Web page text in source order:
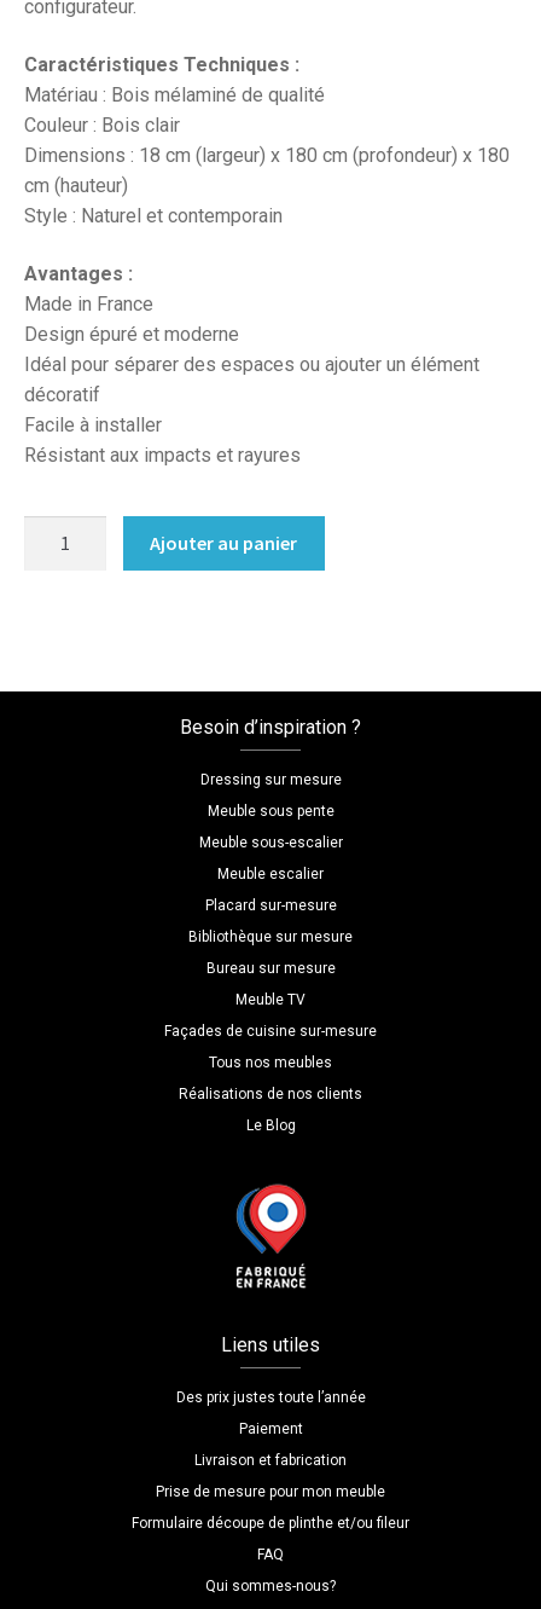
configurateur.
Caractéristiques Techniques :
Matériau : Bois mélaminé de qualité
Couleur : Bois clair
Dimensions : 18 cm (largeur) x 180 cm (profondeur) x 180
cm (hauteur)
Style : Naturel et contemporain
Avantages :
Made in France
Design épuré et moderne
Idéal pour séparer des espaces ou ajouter un élément
décoratif
Facile à installer
Résistant aux impacts et rayures
Ajouter au panier
Besoin d’inspiration ?
Dressing sur mesure
Meuble sous pente
Meuble sous-escalier
Meuble escalier
Placard sur-mesure
Bibliothèque sur mesure
Bureau sur mesure
Meuble TV
Façades de cuisine sur-mesure
Tous nos meubles
Réalisations de nos clients
Le Blog
Liens utiles
Des prix justes toute l’année
Paiement
Livraison et fabrication
Prise de mesure pour mon meuble
Formulaire découpe de plinthe et/ou fileur
FAQ
Qui sommes-nous?